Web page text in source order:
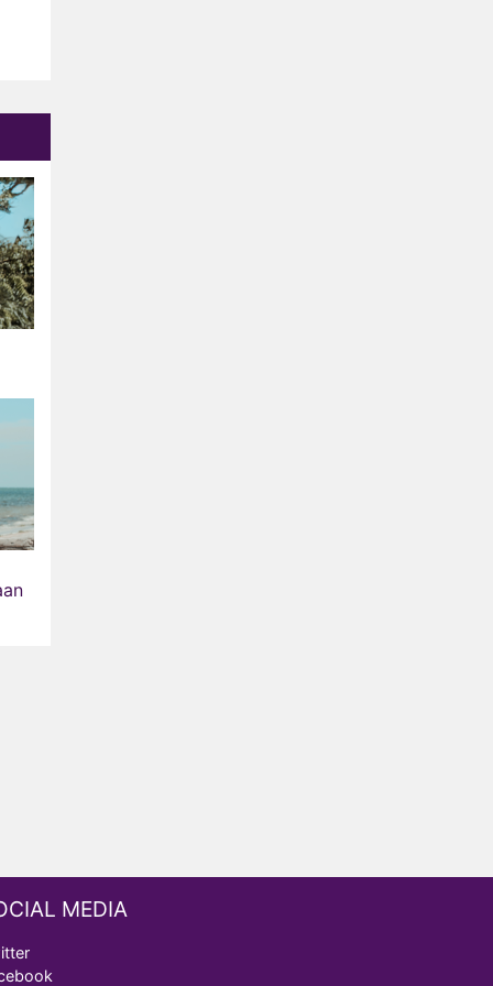
MEDIA